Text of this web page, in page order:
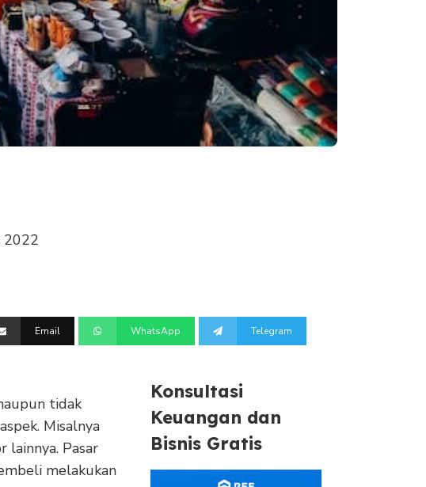
2022
Email WhatsApp Telegram
tidak
Misalnya
lainnya. Pasar
melakukan
Konsultasi
Keuangan dan
Bisnis Gratis